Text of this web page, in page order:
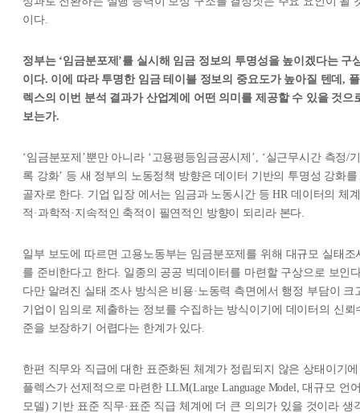
이다.
정부는 ‘임금분포제’를 실시해 임금 정보의 투명성을 높이겠다는 구
이다. 이에 따라 투명한 임금 테이블 정보의 중요도가 높아질 텐데, 플
렉스의 이번 분석 결과가 산업계에 어떤 의미를 제공할 수 있을 것으
보는가.
‘임금분포제’뿐만 아니라 ‘고용평등임금공시제’, ‘실근무시간 측정/기
록 강화’ 등 새 정부의 노동정책 방향은 데이터 기반의 투명성 강화를
골자로 한다. 기업 입장 에서는 임금과 노동시간 등 HR 데이터의 체계
적·과학적·지속적인 축적이 필연적인 방향이 되리라 본다.
일부 보도에 따르면 고용노동부는 임금분포제를 위해 대규모 실태조
를 준비한다고 한다. 일종의 공공 빅데이터를 마련할 구상으로 보인
다만 알려진 실태 조사 방식은 비용·노동력 측면에서 행정 부담이 크
기업이 임의로 제출하는 정보를 수집하는 방식이기에 데이터의 신뢰
준을 보장하기 어렵다는 한계가 있다.
한편 직무와 직급에 대한 표준화된 체계가 정립되지 않은 상태이기에
플렉스가 선제적으로 마련한 LLM(Large Language Model, 대규모 언
모델) 기반 표준 직무·표준 직급 체계에 더 큰 의의가 있을 것이라 생